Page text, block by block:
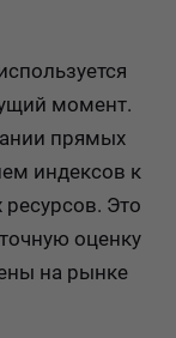
момент.
прямых
индексов к
Это
оценку
на рынке